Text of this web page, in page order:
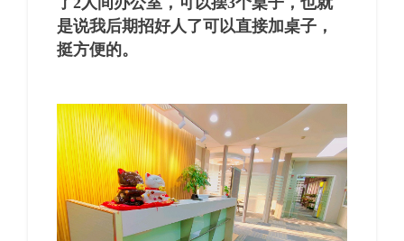
是说我后期招好人了可以直接加桌子，
挺方便的。